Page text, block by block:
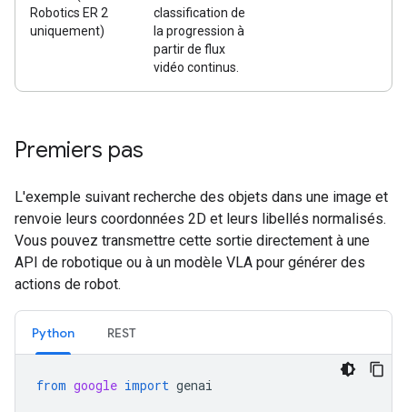
Robotics ER 2
uniquement)
classification de
la progression à
partir de flux
vidéo continus.
Premiers pas
L'exemple suivant recherche des objets dans une image et
renvoie leurs coordonnées 2D et leurs libellés normalisés.
Vous pouvez transmettre cette sortie directement à une
API de robotique ou à un modèle VLA pour générer des
actions de robot.
Python REST
from google import genai